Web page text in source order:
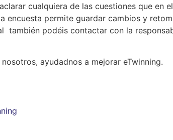
cualquiera de las cuestiones que en
encuesta permite guardar cambios y
también podéis contactar con la
ayudadnos a mejorar eTwinning.